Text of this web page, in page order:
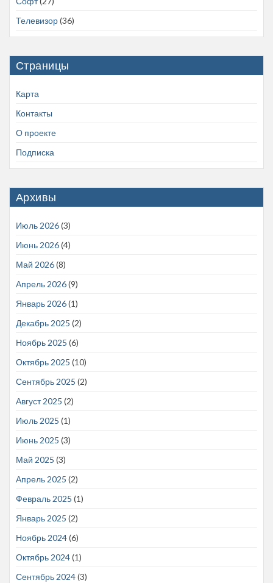
Телевизор(36)
Страницы
Карта
Контакты
О проекте
Подписка
Архивы
Июль 2026(3)
Июнь 2026(4)
Май 2026(8)
Апрель 2026(9)
Январь 2026(1)
Декабрь 2025 (2)
Ноябрь 2025 (6)
Октябрь 2025 (10)
Сентябрь 2025 (2)
Август 2025 (2)
Июль 2025 (1)
Июнь 2025 (3)
Май 2025 (3)
Апрель 2025 (2)
Февраль 2025 (1)
Январь 2025 (2)
Ноябрь 2024(6)
Октябрь 2024(1)
Сентябрь 2024(3)